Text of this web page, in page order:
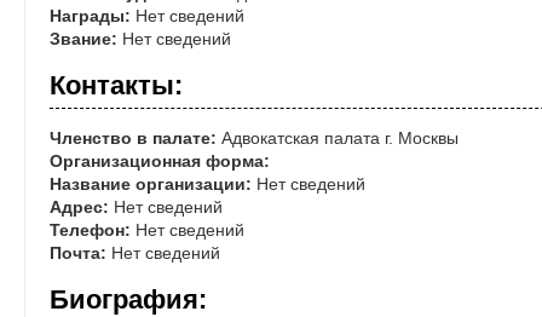
Награды: Нет сведений
Звание: Нет сведений
Контакты:
Членство в палате: Адвокатская палата г. Москвы
Организационная форма:
Название организации: Нет сведений
Адрес: Нет сведений
Телефон: Нет сведений
Почта: Нет сведений
Биография: